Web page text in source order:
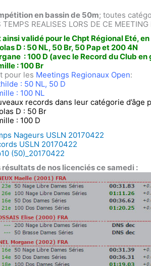
en bassin de 50m; toutes
TEMPS REALISES LORS DE CE
ainsi validé pour le Chpt Régional Eté,
D : 50 NL, 50 Br, 50 Pap et 200 4N
: 100 D (avec le Record du Club en
: 100 Br
pour les Meetings Regionaux Open:
: 50 NL, 50 D
: 100 NL
records dans leur catégorie d’âge
D : 50 Br
: 100 D
Nageurs USLN 20170422
USLN 20170422
(50)_20170422
résultats de nos licenciés ce samedi :